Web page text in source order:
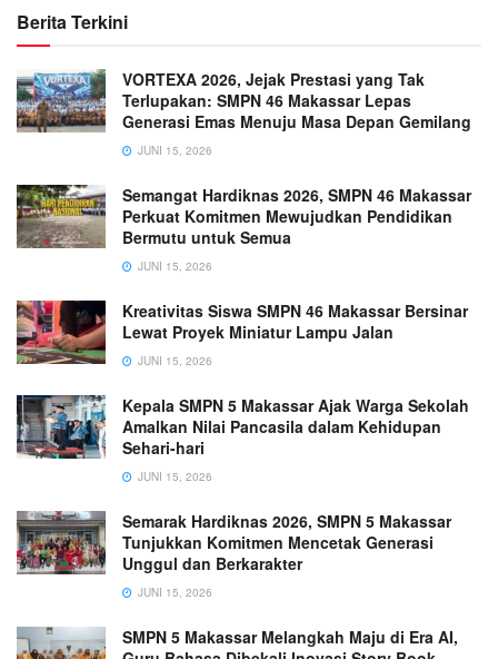
Berita Terkini
VORTEXA 2026, Jejak Prestasi yang Tak
Terlupakan: SMPN 46 Makassar Lepas
Generasi Emas Menuju Masa Depan Gemilang
JUNI 15, 2026
Semangat Hardiknas 2026, SMPN 46 Makassar
Perkuat Komitmen Mewujudkan Pendidikan
Bermutu untuk Semua
JUNI 15, 2026
Kreativitas Siswa SMPN 46 Makassar Bersinar
Lewat Proyek Miniatur Lampu Jalan
JUNI 15, 2026
Kepala SMPN 5 Makassar Ajak Warga Sekolah
Amalkan Nilai Pancasila dalam Kehidupan
Sehari-hari
JUNI 15, 2026
Semarak Hardiknas 2026, SMPN 5 Makassar
Tunjukkan Komitmen Mencetak Generasi
Unggul dan Berkarakter
JUNI 15, 2026
SMPN 5 Makassar Melangkah Maju di Era AI,